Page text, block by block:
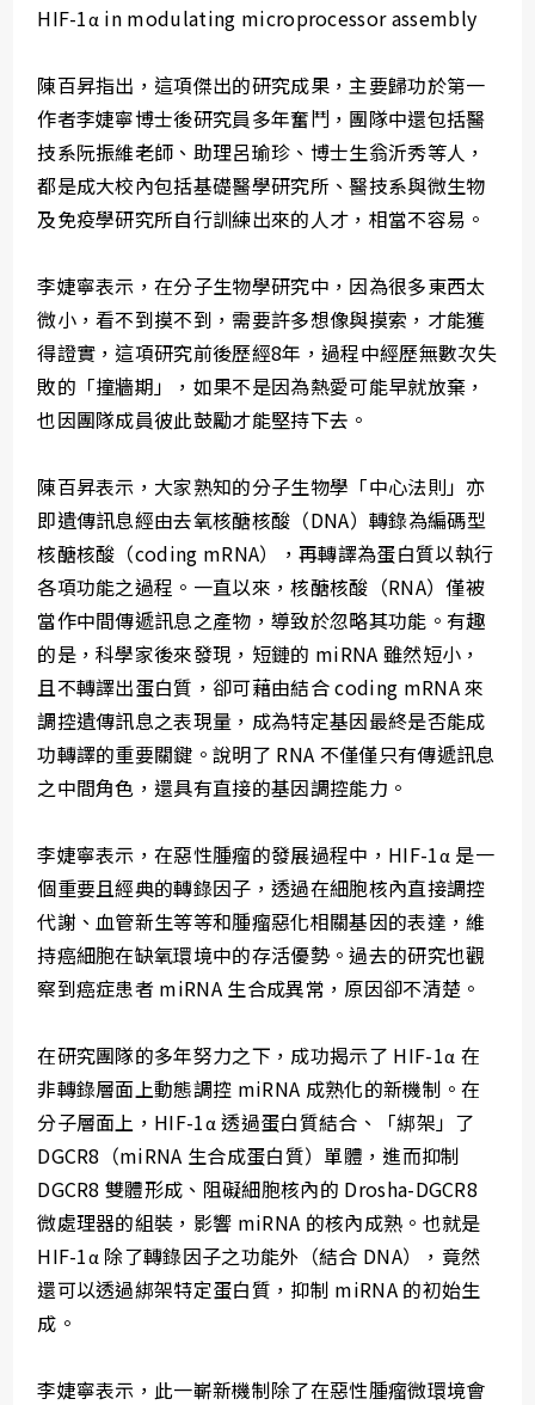
HIF-1α in modulating microprocessor assembly
陳百昇指出，這項傑出的研究成果，主要歸功於第一
作者李婕寧博士後研究員多年奮鬥，團隊中還包括醫
技系阮振維老師、助理呂瑜珍、博士生翁沂秀等人，
都是成大校內包括基礎醫學研究所、醫技系與微生物
及免疫學研究所自行訓練出來的人才，相當不容易。
李婕寧表示，在分子生物學研究中，因為很多東西太
微小，看不到摸不到，需要許多想像與摸索，才能獲
得證實，這項研究前後歷經8年，過程中經歷無數次失
敗的「撞牆期」，如果不是因為熱愛可能早就放棄，
也因團隊成員彼此鼓勵才能堅持下去。
陳百昇表示，大家熟知的分子生物學「中心法則」亦
即遺傳訊息經由去氧核醣核酸（DNA）轉錄為編碼型
核醣核酸（coding mRNA），再轉譯為蛋白質以執行
各項功能之過程。一直以來，核醣核酸（RNA）僅被
當作中間傳遞訊息之產物，導致於忽略其功能。有趣
的是，科學家後來發現，短鏈的 miRNA 雖然短小，
且不轉譯出蛋白質，卻可藉由結合 coding mRNA 來
調控遺傳訊息之表現量，成為特定基因最終是否能成
功轉譯的重要關鍵。說明了 RNA 不僅僅只有傳遞訊息
之中間角色，還具有直接的基因調控能力。
李婕寧表示，在惡性腫瘤的發展過程中，HIF-1α 是一
個重要且經典的轉錄因子，透過在細胞核內直接調控
代謝、血管新生等等和腫瘤惡化相關基因的表達，維
持癌細胞在缺氧環境中的存活優勢。過去的研究也觀
察到癌症患者 miRNA 生合成異常，原因卻不清楚。
在研究團隊的多年努力之下，成功揭示了 HIF-1α 在
非轉錄層面上動態調控 miRNA 成熟化的新機制。在
分子層面上，HIF-1α 透過蛋白質結合、「綁架」了
DGCR8（miRNA 生合成蛋白質）單體，進而抑制
DGCR8 雙體形成、阻礙細胞核內的 Drosha-DGCR8
微處理器的組裝，影響 miRNA 的核內成熟。也就是
HIF-1α 除了轉錄因子之功能外（結合 DNA），竟然
還可以透過綁架特定蛋白質，抑制 miRNA 的初始生
成。
李婕寧表示，此一嶄新機制除了在惡性腫瘤微環境會